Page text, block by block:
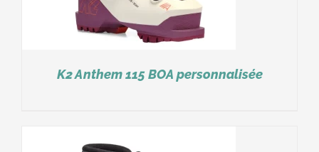
K2 Anthem 115 BOA personnalisée